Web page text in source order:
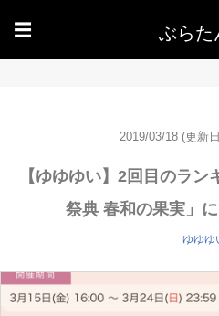
☰ ぶらた
2019/03/18 (更新
【ゆゆゆい】2回目のラ
祭典 春和の果実」
ゆゆゆ